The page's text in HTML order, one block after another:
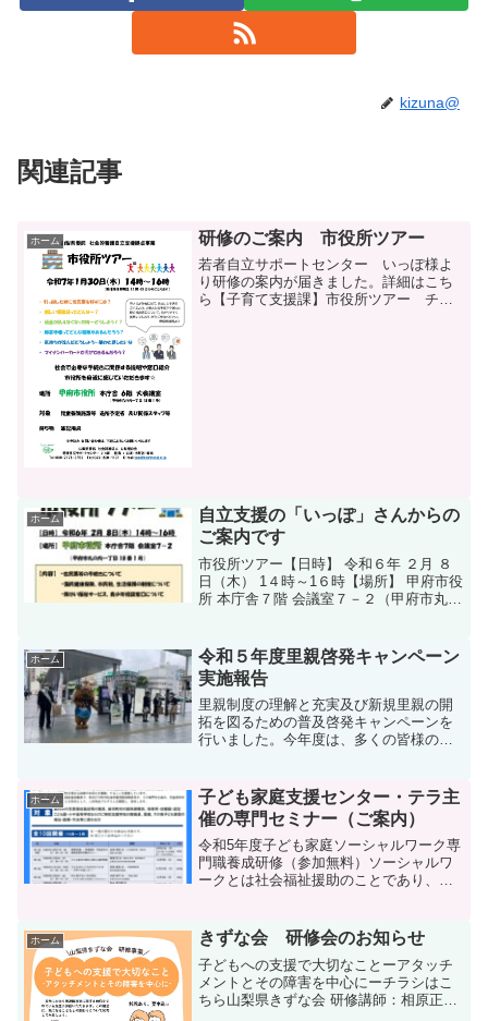
kizuna@
関連記事
ホーム 研修のご案内 市役所ツアー
若者自立サポートセンター いっぽ様よ
り研修の案内が届きました。詳細はこち
ら【子育て支援課】市役所ツアー チラ
ホーム
自立支援の「いっぽ」さんからの
ご案内です
市役所ツアー【日時】 令和６年 ２月 ８
日（木） 1４時～1６時【場所】 甲府市役
所 本庁舎７階 会議室７－２（甲府市丸の
民税、生活保護の制度について・障がい
福...
ホーム
令和５年度里親啓発キャンペーン
実施報告
里親制度の理解と充実及び新規里親の開
拓を図るための普及啓発キャンペーンを
行いました。今年度は、多くの皆様の協
分くらいで配りきることができました。
【期 日】 令和５年１...
ホーム
子ども家庭支援センター・テラ主
催の専門セミナー（ご案内）
令和5年度子ども家庭ソーシャルワーク専
門職養成研修（参加無料）ソーシャルワ
ークとは社会福祉援助のことであり、
を支援し、個人をよい状態、幸せな状態
を高めることを目指して...
ホーム きずな会 研修会のお知らせ
子どもへの支援で大切なことーアタッチ
メントとその障害を中心にーチラシはこ
ちら山梨県きずな会 研修講師：相原正男